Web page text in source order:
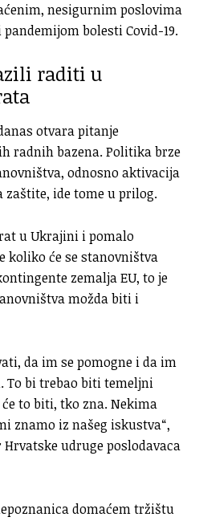
nesigurnim poslovima
bolesti Covid-19.
raditi u
otvara pitanje
radnih bazena. Politika brze
odnosno aktivacija
ide tome u prilog.
u Ukrajini i pomalo
koliko će se stanovništva
zemalja EU, to je
možda biti i
da im se pomogne i da im
To bi trebao biti temeljni
to biti, tko zna. Nekima
znamo iz našeg iskustva“,
udruge poslodavaca
domaćem tržištu